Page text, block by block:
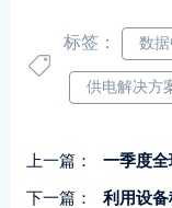
标签： 数
供电解决方
上一篇：
一季度全
下一篇：
利用设